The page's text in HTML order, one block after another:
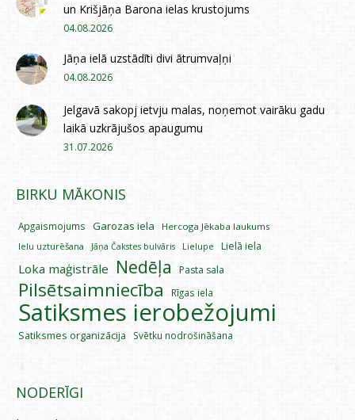
un Krišjāņa Barona ielas krustojums
04.08.2026
Jāņa ielā uzstādīti divi ātrumvaļņi
04.08.2026
Jelgavā sakopj ietvju malas, noņemot vairāku gadu
laikā uzkrājušos apaugumu
31.07.2026
BIRKU MĀKONIS
Apgaismojums Garozas iela
Hercoga Jēkaba laukums
Ielu uzturēšana
Jāņa Čakstes bulvāris Lielupe Lielā iela
Loka maģistrāle Nedēļa Pasta sala
Pilsētsaimniecība Rīgas iela
Satiksmes ierobežojumi
Satiksmes organizācija Svētku nodrošināšana
NODERĪGI